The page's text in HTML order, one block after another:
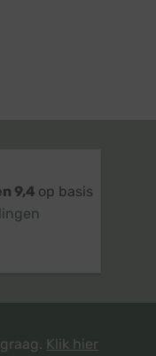
9,4 op basis
Klik hier